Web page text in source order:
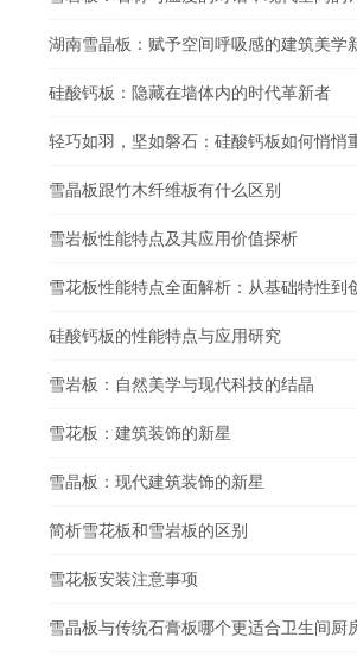
湖南雪晶板：赋予空间呼吸感的建筑美学
硅酸钙板：隐藏在墙体内的时代革新者
轻巧如羽，坚如磐石：硅酸钙板如何悄悄
雪晶板跟竹木纤维板有什么区别
雪岩板性能特点及其应用价值探析
雪花板性能特点全面解析：从基础特性到
硅酸钙板的性能特点与应用研究
雪岩板：自然美学与现代科技的结晶
雪花板：建筑装饰的新星
雪晶板：现代建筑装饰的新星
简析雪花板和雪岩板的区别
雪花板安装注意事项
雪晶板与传统石膏板哪个更适合卫生间厨